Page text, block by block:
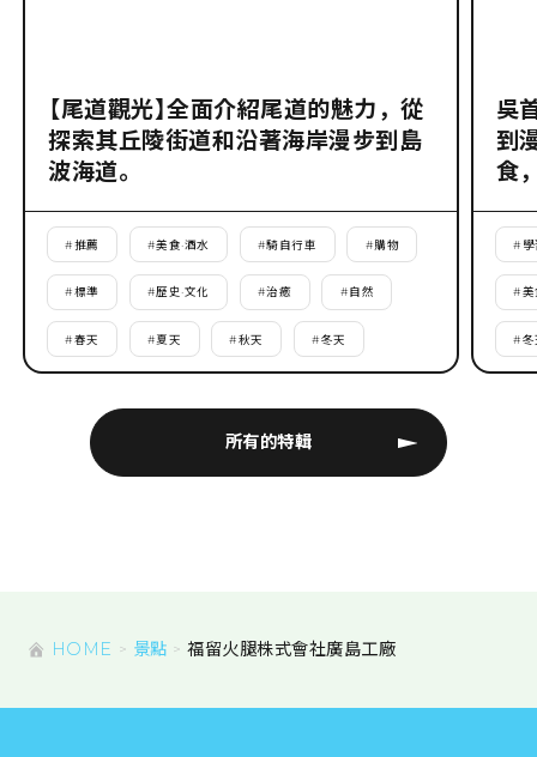
所有的特輯
【尾道觀光】全面介紹尾道的魅力，從
探索其丘陵街道和沿著海岸漫步到島
波海道。
#推薦 #美食·酒水 #騎自行車 #購物
#標準 #歷史·文化 #治癒 #自然
#春天 #夏天 #秋天 #冬天
吳
到
食
# 學
#美
#冬
HOME 景點 福留火腿株式會社廣島工廠